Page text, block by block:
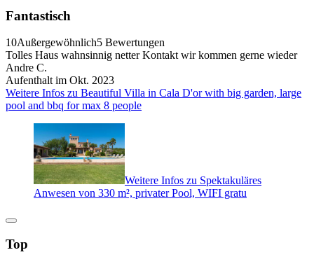
Fantastisch
10Außergewöhnlich5 Bewertungen
Tolles Haus wahnsinnig netter Kontakt wir kommen gerne wieder
Andre C.
Aufenthalt im Okt. 2023
Weitere Infos zu Beautiful Villa in Cala D'or with big garden, large
pool and bbq for max 8 people
Weitere Infos zu Spektakuläres
Anwesen von 330 m², privater Pool, WIFI gratu
Top